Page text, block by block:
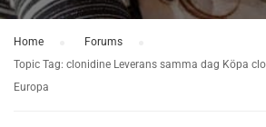
Home Forums
Topic Tag: clonidine Leverans samma dag Köpa
Europa